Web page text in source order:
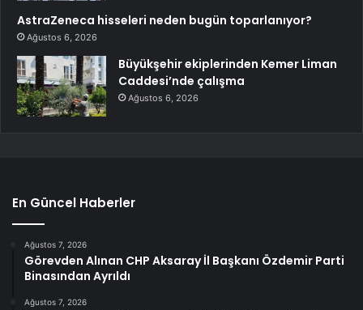
AstraZeneca hisseleri neden bugün toparlanıyor?
Ağustos 6, 2026
Büyükşehir ekiplerinden Kemer Liman
Caddesi’nde çalışma
Ağustos 6, 2026
En Güncel Haberler
Ağustos 7, 2026
Görevden Alınan CHP Aksaray İl Başkanı Özdemir Parti
Binasından Ayrıldı
Ağustos 7, 2026